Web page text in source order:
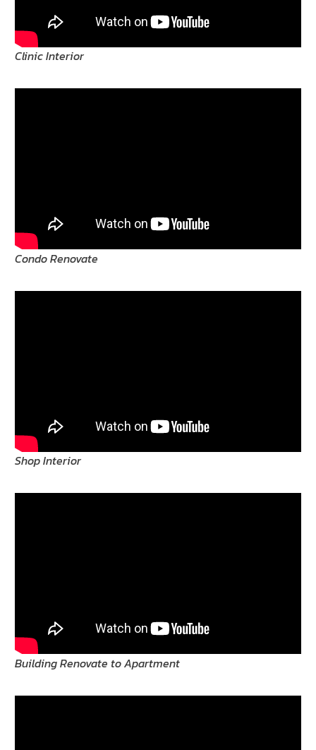
Clinic Interior
Condo Renovate
Shop Interior
Building Renovate to Apartment